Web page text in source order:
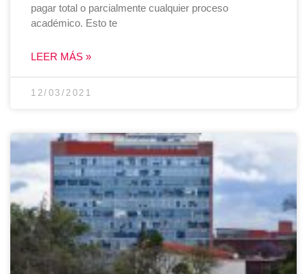
pagar total o parcialmente cualquier proceso
académico. Esto te
LEER MÁS »
12/03/2021